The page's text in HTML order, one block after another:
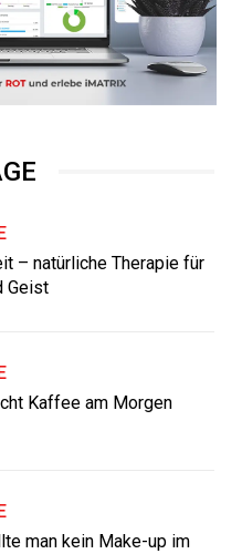
– natürliche Therapie für
Geist
Kaffee am Morgen
man kein Make-up im